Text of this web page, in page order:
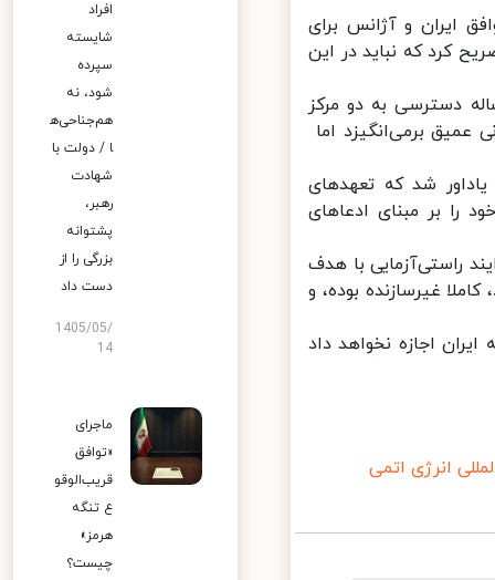
ایران و آژانس برای
کرد که نباید در این
دسترسی به دو مرکز
عمیق برمی‌انگیزد اما
شد که تعهدهای
بر مبنای ادعاهای
راستی‌آزمایی با هدف
غیرسازنده بوده، و
اجازه نخواهد داد
انرژی اتمی
افراد
شایسته
سپرده
شود، نه
هم‌جناحی‌ه
ا / دولت با
شهادت
رهبر،
پشتوانه
بزرگی را از
دست داد
1405/05/
14
ماجرای
«توافق
قریب‌الوقو
ع تنگه
هرمز»
چیست؟